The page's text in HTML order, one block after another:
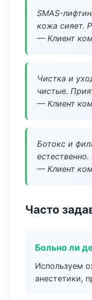
SMAS-
кожа сияет.
— Клиент
Чистка и
чистые.
— Клиент
Ботокс и
— Клиент
Часто
Больно ли
Используем
анестетики,